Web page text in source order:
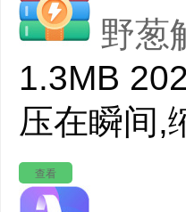
野葱
1.3MB
压在瞬间,
查看